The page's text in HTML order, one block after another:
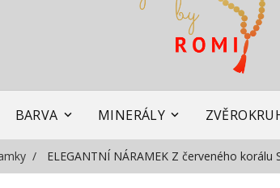
BARVA MINERÁLY
ELEGANTNÍ NÁRAMEK Z červeného korálu